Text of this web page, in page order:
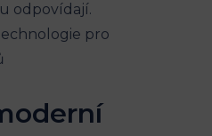
odpovídají.